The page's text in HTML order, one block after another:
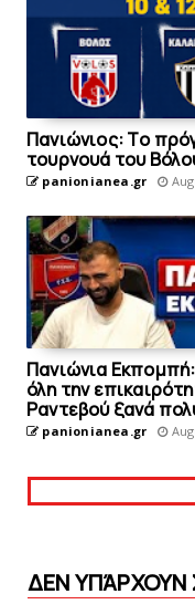
Πανιώνιoς: Tο
τουρνουά του
panionianea.gr
Πανιώνια
όλη την
Ραντεβού ξανά
panionianea.gr
ΔΕΝ ΥΠΆΡΧΟΥΝ